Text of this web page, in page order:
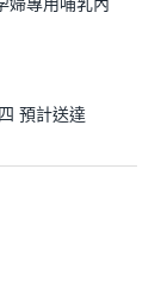
預計送達